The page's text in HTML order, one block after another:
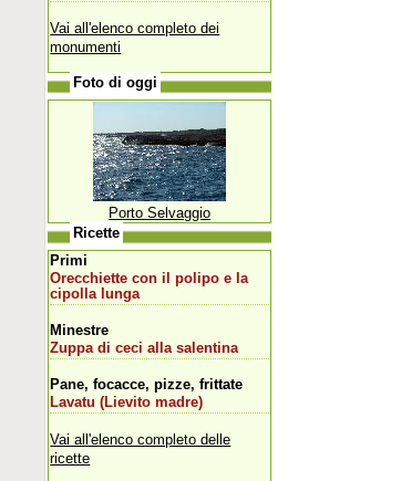
Vai all'elenco completo dei
monumenti
Foto di oggi
Porto Selvaggio
Ricette
Primi
Orecchiette con il polipo e la
cipolla lunga
Minestre
Zuppa di ceci alla salentina
Pane, focacce, pizze, frittate
Lavatu (Lievito madre)
Vai all'elenco completo delle
ricette